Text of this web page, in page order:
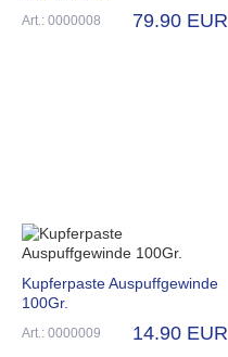
Art.: 0000008 79.90 EUR
Kupferpaste Auspuffgewinde
100Gr.
Art.: 0000009 14.90 EUR